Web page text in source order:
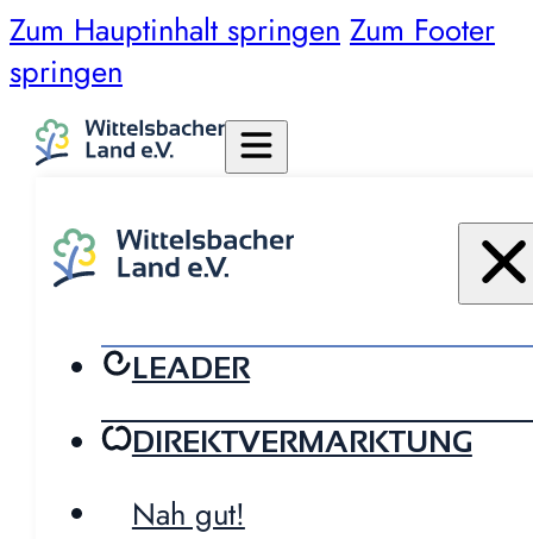
Zum Hauptinhalt springen Zum Footer
springen
LEADER
DIREKTVERMARKTUNG
Nah gut!